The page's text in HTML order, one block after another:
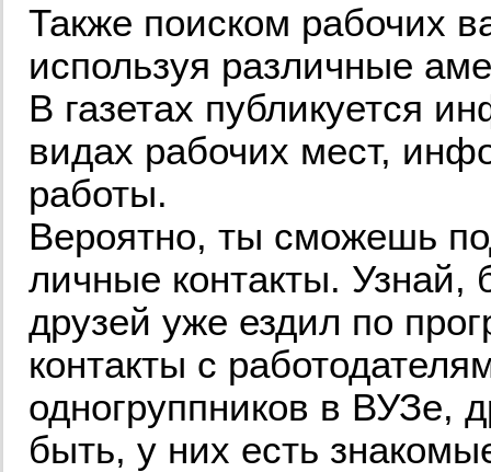
Также поиском рабочих
используя различные
В газетах публикуется
видах рабочих мест,
работы.
Вероятно, ты сможешь
личные контакты. Узнай,
друзей уже ездил по
контакты с
одногруппников в ВУЗе,
быть, у них есть